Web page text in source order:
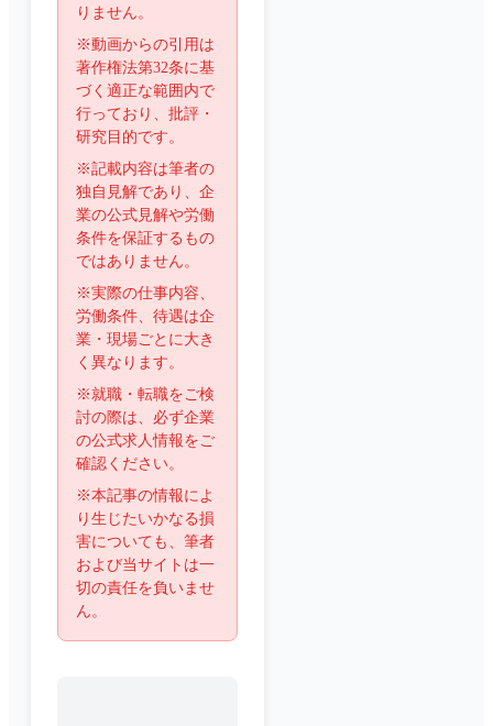
りません。
※動画からの引用は
著作権法第32条に基
づく適正な範囲内で
行っており、批評・
研究目的です。
※記載内容は筆者の
独自見解であり、企
業の公式見解や労働
条件を保証するもの
ではありません。
※実際の仕事内容、
労働条件、待遇は企
業・現場ごとに大き
く異なります。
※就職・転職をご検
討の際は、必ず企業
の公式求人情報をご
確認ください。
※本記事の情報によ
り生じたいかなる損
害についても、筆者
および当サイトは一
切の責任を負いませ
ん。